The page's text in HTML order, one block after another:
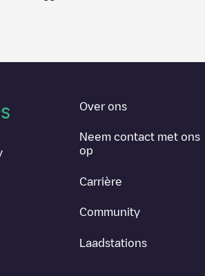
Over ons
Neem contact met ons
op
Carrière
Community
Laadstations